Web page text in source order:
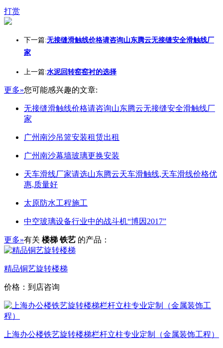
打赏
下一篇:无接缝滑触线价格请咨询山东腾云无接缝安全滑触线厂
家
上一篇:水泥回转窑窑衬的选择
更多»您可能感兴趣的文章:
无接缝滑触线价格请咨询山东腾云无接缝安全滑触线厂
家
广州南沙吊篮安装租赁出租
广州南沙幕墙玻璃更换安装
天车滑线厂家请选山东腾云天车滑触线,天车滑线价格优
惠,质量好
太原防水工程施工
中空玻璃设备行业中的战斗机“博因2017”
更多»有关 楼梯 铁艺 的产品：
精品铜艺旋转楼梯
价格：到店咨询
上海办公楼铁艺旋转楼梯栏杆立柱专业定制（金属装饰工程）